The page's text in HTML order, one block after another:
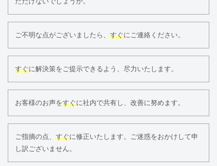
ご不明な点がございましたら、 すぐにご連絡ください。
すぐに解決策をご提示できるよう、尽力いたします。
お客様のお声をすぐに社内で共有し、改善に努めます。
ご指摘の点、 すぐに修正いたします。ご迷惑をおかけして申
し訳ございません。